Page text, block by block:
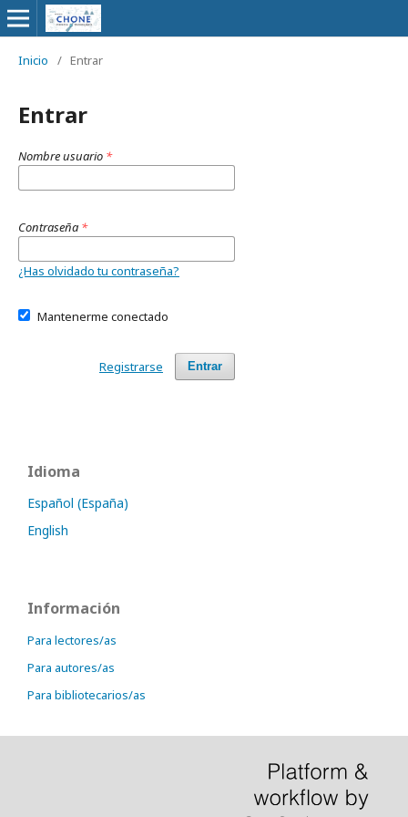
Inicio / Entrar
Entrar
Nombre usuario *
Contraseña *
¿Has olvidado tu contraseña?
Mantenerme conectado
Entrar
Registrarse
Idioma
Español (España)
English
Información
Para lectores/as
Para autores/as
Para bibliotecarios/as